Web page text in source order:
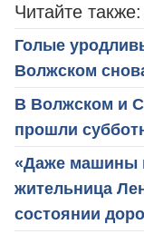
Читайте также:
Голые
Волжском
В Волжском и
прошли
«Даже машины
жительница
состоянии